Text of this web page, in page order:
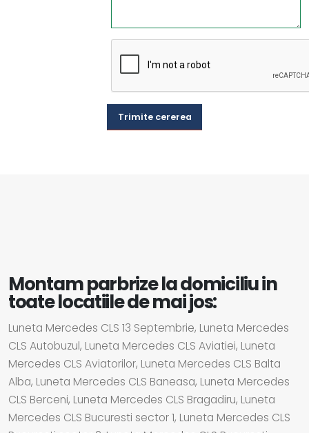
Trimite cererea
Montam parbrize la domiciliu in
toate locatiile de mai jos:
Luneta Mercedes CLS 13 Septembrie, Luneta Mercedes
CLS Autobuzul, Luneta Mercedes CLS Aviatiei, Luneta
Mercedes CLS Aviatorilor, Luneta Mercedes CLS Balta
Alba, Luneta Mercedes CLS Baneasa, Luneta Mercedes
CLS Berceni, Luneta Mercedes CLS Bragadiru, Luneta
Mercedes CLS Bucuresti sector 1, Luneta Mercedes CLS